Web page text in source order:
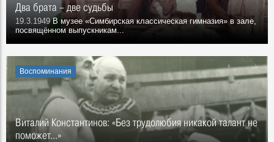
Два брата – две судьбы
19.3.1949В музее «Симбирская классическая гимназия» в зале,
посвящённом выпускникам...
Воспоминания
Виталий Константинов: «Без трудолюбия никакой талант не
поможет...»